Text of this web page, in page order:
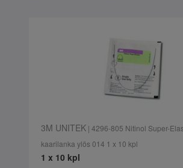
3M UNITEK| 4296-805 Nitinol Super-
kaarilanka ylös 014 1 x 10 kpl
1 x 10 kpl